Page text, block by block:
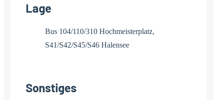
Lage
Bus 104/110/310 Hochmeisterplatz,
S41/S42/S45/S46 Halensee
Sonstiges